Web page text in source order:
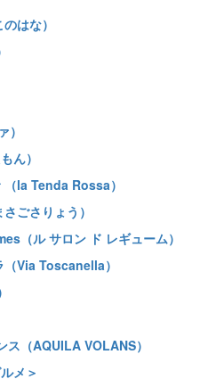
はな）
ん）
la Tenda Rossa）
ごさりょう）
（ル サロン ド レギューム）
Via Toscanella）
ス（AQUILA VOLANS）
メ＞